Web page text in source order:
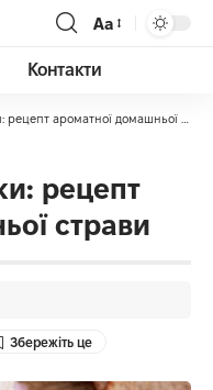
Аа
Контакти
ароматної домашньої страви
рецепт
страви